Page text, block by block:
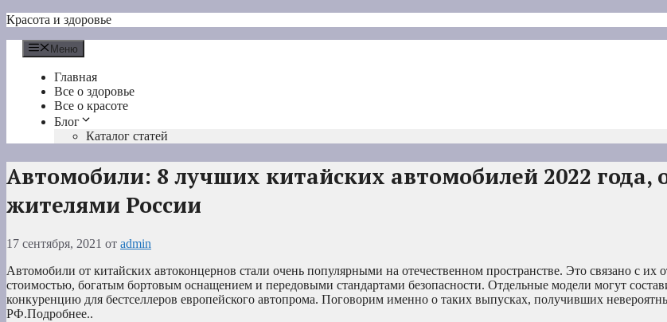
Перейти
содержимому
Красота и здоровье
Меню
Главная
Все о здоровье
Все о красоте
Блог
Каталог статей
Автомобили: 8 лучших китайских автомобилей 2022
жителями России
17 сентября, 2021 от admin
Автомобили от китайских автоконцернов стали очень популярными на отечественном пространстве. Это связано с их
стоимостью, богатым бортовым оснащением и передовыми стандартами безопасности. Отдельные модели могут
конкуренцию для бестселлеров европейского автопрома. Поговорим именно о таких выпусках, получивших
РФ.Подробнее..